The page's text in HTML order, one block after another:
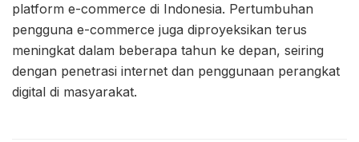
platform e-commerce di Indonesia. Pertumbuhan
pengguna e-commerce juga diproyeksikan terus
meningkat dalam beberapa tahun ke depan, seiring
dengan penetrasi internet dan penggunaan perangkat
digital di masyarakat.